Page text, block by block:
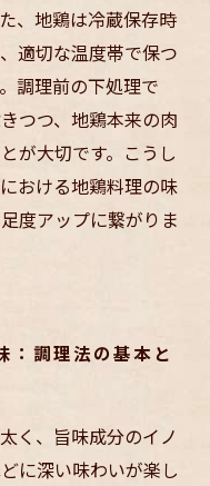
、地鶏は冷蔵保存時
適切な温度帯で保つ
調理前の下処理で
つつ、地鶏本来の肉
が大切です。こうし
おける地鶏料理の味
度アップに繋がりま
：調理法の基本と
く、旨味成分のイノ
に深い味わいが楽し